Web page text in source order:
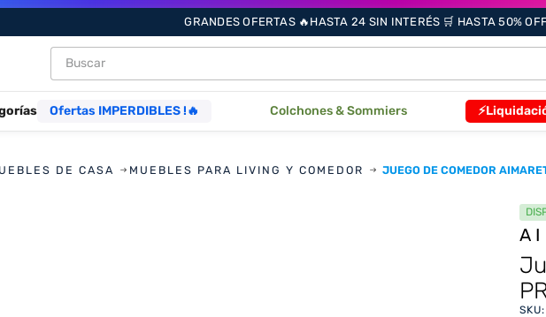
GRANDES OFERTAS 🔥HASTA 24 SIN INTERÉS 🛒 HASTA 50% OFF
Buscar
Ofertas IMPERDIBLES !🔥 Colchones & Sommiers
DE CASA MUEBLES PARA LIVING Y COMEDOR JUEGO DE COMEDOR
SKU:
TÉRMINOS MÁS BUSCADOS
1. heladeras